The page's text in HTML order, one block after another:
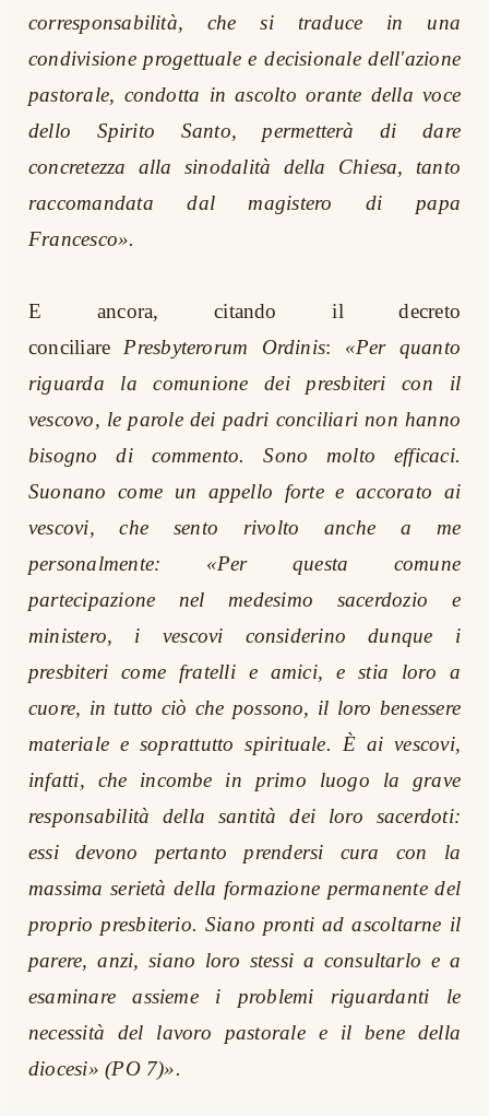
corresponsabilità, che si traduce in una
condivisione progettuale e decisionale dell'azione
pastorale, condotta in ascolto orante della voce
dello Spirito Santo, permetterà di dare
concretezza alla sinodalità della Chiesa, tanto
raccomandata dal magistero di papa
Francesco».
E ancora, citando il decreto
conciliare
Presbyterorum Ordinis:
«Per quanto
riguarda la comunione dei presbiteri con il
vescovo, le parole dei padri conciliari non hanno
bisogno di commento. Sono molto efficaci.
Suonano come un appello forte e accorato ai
vescovi, che sento rivolto anche a me
personalmente: «Per questa comune
partecipazione nel medesimo sacerdozio e
ministero, i vescovi considerino dunque i
presbiteri come fratelli e amici, e stia loro a
cuore, in tutto ciò che possono, il loro benessere
materiale e soprattutto spirituale. È ai vescovi,
infatti, che incombe in primo luogo la grave
responsabilità della santità dei loro sacerdoti:
essi devono pertanto prendersi cura con la
massima serietà della formazione permanente del
proprio presbiterio. Siano pronti ad ascoltarne il
parere, anzi, siano loro stessi a consultarlo e a
esaminare assieme i problemi riguardanti le
necessità del lavoro pastorale e il bene della
diocesi» (PO 7)».